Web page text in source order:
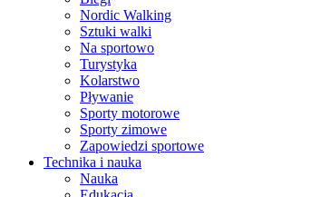
Nordic Walking
Sztuki walki
Na sportowo
Turystyka
Kolarstwo
Pływanie
Sporty motorowe
Sporty zimowe
Zapowiedzi sportowe
Technika i nauka
Nauka